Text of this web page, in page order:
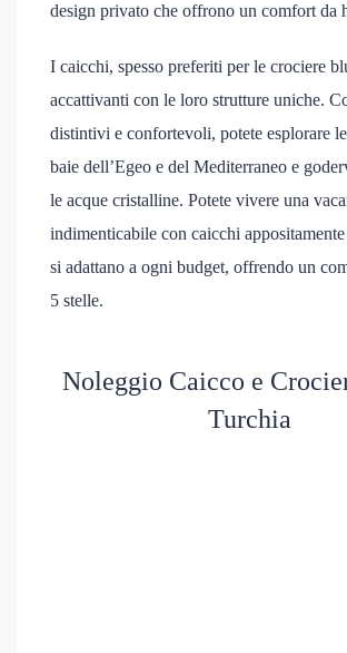
design privato che offrono un comfort da
I caicchi, spesso preferiti per le crociere
accattivanti con le loro strutture uniche.
distintivi e confortevoli, potete esplorare
baie dell’Egeo e del Mediterraneo e
le acque cristalline. Potete vivere una
indimenticabile con caicchi
si adattano a ogni budget, offrendo un
5 stelle.
Noleggio Caicco e
Turchia